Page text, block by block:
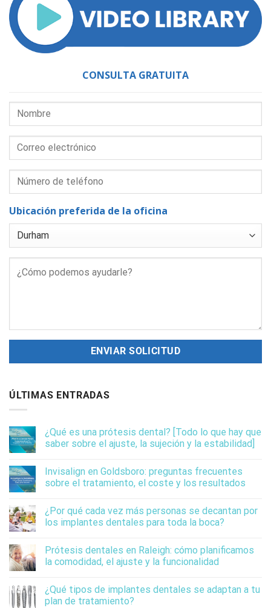
CONSULTA GRATUITA
Ubicación preferida de la oficina
ÚLTIMAS ENTRADAS
¿Qué es una prótesis dental? [Todo lo que hay que
saber sobre el ajuste, la sujeción y la estabilidad]
Invisalign en Goldsboro: preguntas frecuentes
sobre el tratamiento, el coste y los resultados
¿Por qué cada vez más personas se decantan por
los implantes dentales para toda la boca?
Prótesis dentales en Raleigh: cómo planificamos
la comodidad, el ajuste y la funcionalidad
¿Qué tipos de implantes dentales se adaptan a tu
plan de tratamiento?